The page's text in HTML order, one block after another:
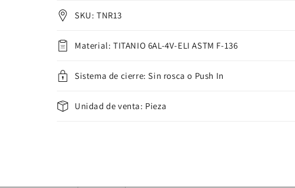
SKU: TNR13
Material: TITANIO 6AL-4V-ELI ASTM F-136
Sistema de cierre: Sin rosca o Push In
Unidad de venta: Pieza